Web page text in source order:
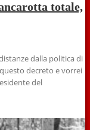
totale,
dalla politica di
decreto e vorrei
del